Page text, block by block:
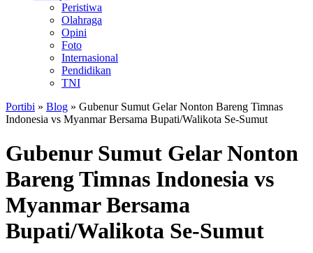
Peristiwa
Olahraga
Opini
Foto
Internasional
Pendidikan
TNI
Portibi » Blog » Gubenur Sumut Gelar Nonton Bareng Timnas
Indonesia vs Myanmar Bersama Bupati/Walikota Se-Sumut
Gubenur Sumut Gelar Nonton
Bareng Timnas Indonesia vs
Myanmar Bersama
Bupati/Walikota Se-Sumut